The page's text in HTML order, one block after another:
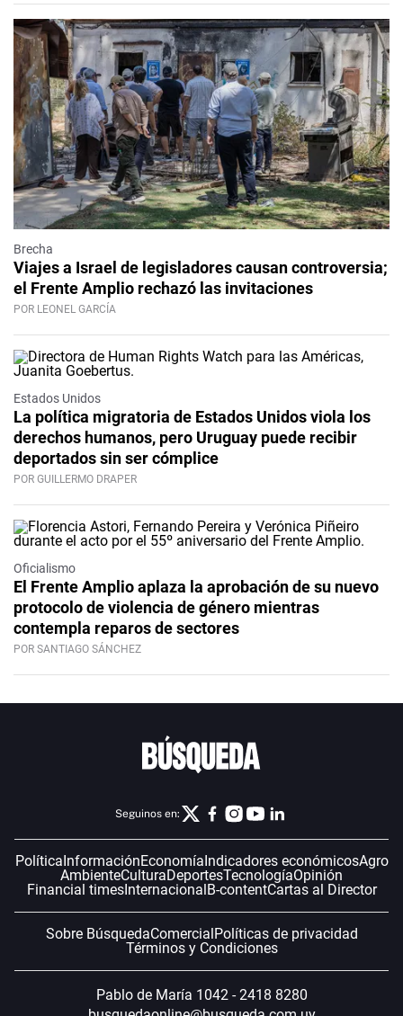
Brecha
Viajes a Israel de legisladores causan controversia;
el Frente Amplio rechazó las invitaciones
POR LEONEL GARCÍA
Estados Unidos
La política migratoria de Estados Unidos viola los
derechos humanos, pero Uruguay puede recibir
deportados sin ser cómplice
POR GUILLERMO DRAPER
Oficialismo
El Frente Amplio aplaza la aprobación de su nuevo
protocolo de violencia de género mientras
contempla reparos de sectores
POR SANTIAGO SÁNCHEZ
Seguinos en:
PolíticaInformaciónEconomíaIndicadores económicosAgro
AmbienteCulturaDeportesTecnologíaOpinión
Financial timesInternacionalB-contentCartas al Director
Sobre BúsquedaComercialPolíticas de privacidad
Términos y Condiciones
Pablo de María 1042 - 2418 8280